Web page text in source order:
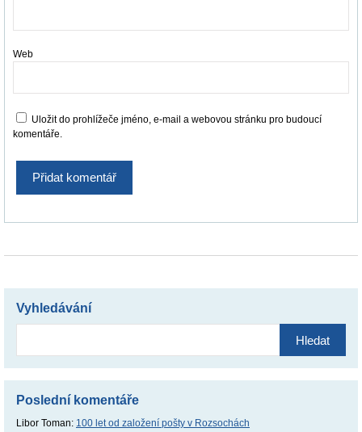
Web
Uložit do prohlížeče jméno, e-mail a webovou stránku pro budoucí
komentáře.
Vyhledávání
Poslední komentáře
Libor Toman: 100 let od založení pošty v Rozsochách